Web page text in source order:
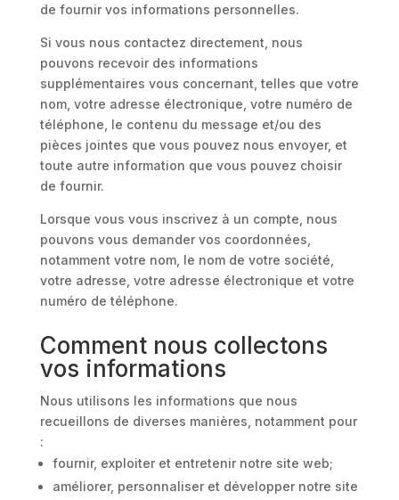
de fournir vos informations personnelles.
Si vous nous contactez directement, nous
pouvons recevoir des informations
supplémentaires vous concernant, telles que votre
nom, votre adresse électronique, votre numéro de
téléphone, le contenu du message et/ou des
pièces jointes que vous pouvez nous envoyer, et
toute autre information que vous pouvez choisir
de fournir.
Lorsque vous vous inscrivez à un compte, nous
pouvons vous demander vos coordonnées,
notamment votre nom, le nom de votre société,
votre adresse, votre adresse électronique et votre
numéro de téléphone.
Comment nous collectons
vos informations
Nous utilisons les informations que nous
recueillons de diverses manières, notamment pour
:
fournir, exploiter et entretenir notre site web;
améliorer, personnaliser et développer notre site